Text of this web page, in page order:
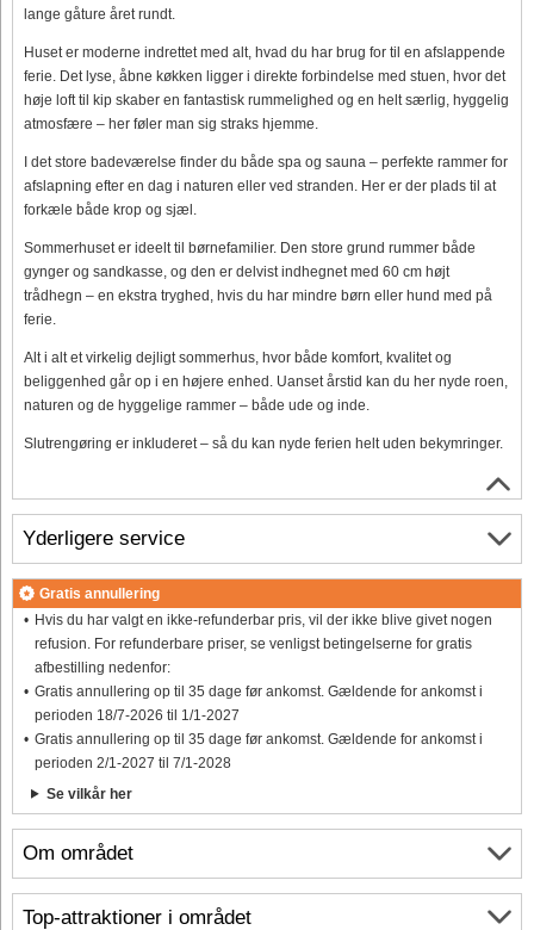
lange gåture året rundt.
Huset er moderne indrettet med alt, hvad du har brug for til en afslappende
ferie. Det lyse, åbne køkken ligger i direkte forbindelse med stuen, hvor det
høje loft til kip skaber en fantastisk rummelighed og en helt særlig, hyggelig
atmosfære – her føler man sig straks hjemme.
I det store badeværelse finder du både spa og sauna – perfekte rammer for
afslapning efter en dag i naturen eller ved stranden. Her er der plads til at
forkæle både krop og sjæl.
Sommerhuset er ideelt til børnefamilier. Den store grund rummer både
gynger og sandkasse, og den er delvist indhegnet med 60 cm højt
trådhegn – en ekstra tryghed, hvis du har mindre børn eller hund med på
ferie.
Alt i alt et virkelig dejligt sommerhus, hvor både komfort, kvalitet og
beliggenhed går op i en højere enhed. Uanset årstid kan du her nyde roen,
naturen og de hyggelige rammer – både ude og inde.
Slutrengøring er inkluderet – så du kan nyde ferien helt uden bekymringer.
Om området
Yderligere service
Gratis annullering
Hvis du har valgt en ikke-refunderbar pris, vil der ikke blive givet nogen
refusion. For refunderbare priser, se venligst betingelserne for gratis
afbestilling nedenfor:
Gratis annullering op til 35 dage før ankomst. Gældende for ankomst i
perioden 18/7-2026 til 1/1-2027
Gratis annullering op til 35 dage før ankomst. Gældende for ankomst i
perioden 2/1-2027 til 7/1-2028
Se vilkår her
Top-attraktioner i området